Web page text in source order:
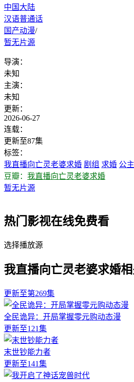
中国大陆
汉语普通话
国产动漫/
暂无片源
导演：
未知
主演：
未知
更新：
2026-06-27
连载：
更新至87集
标签：
我直播向亡灵老婆求婚 剧组 求婚 公
豆瓣： 我直播向亡灵老婆求婚
暂无片源
热门影视在线免费看
选择播放源
我直播向亡灵老婆求婚
更新至第269集
全民诡异：开局掌握零元购动态漫
更新至121集
末世钞能力者
更新至141集